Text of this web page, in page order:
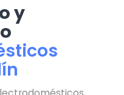
y